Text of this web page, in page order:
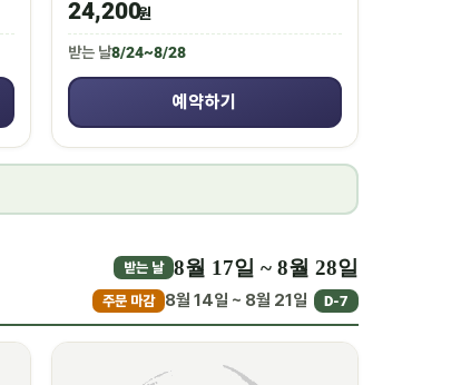
24,200원
받는 날8/24~8/28
예약하기
받는 날 8월 17일 ~ 8월 28일
주문 마감 8월 14일 ~ 8월 21일 D-7